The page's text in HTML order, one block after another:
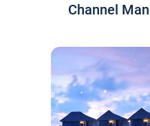
Channel